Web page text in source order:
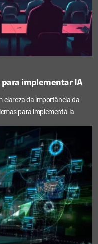
para implementar IA
clareza da importância da
para implementá-la